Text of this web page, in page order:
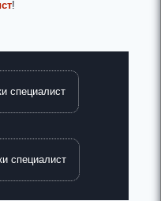
!
специалист
специалист